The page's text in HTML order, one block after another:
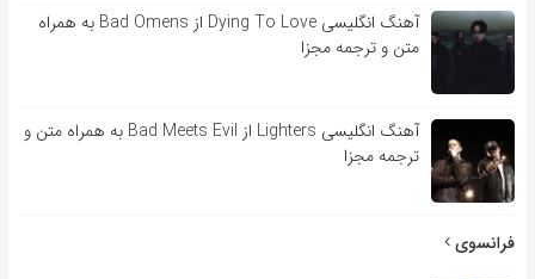
آهنگ انگلیسی Dying To Love از Bad Omens به همراه
متن و ترجمه مجزا
آهنگ انگلیسی Lighters از Bad Meets Evil به همراه متن و
ترجمه مجزا
فرانسوی